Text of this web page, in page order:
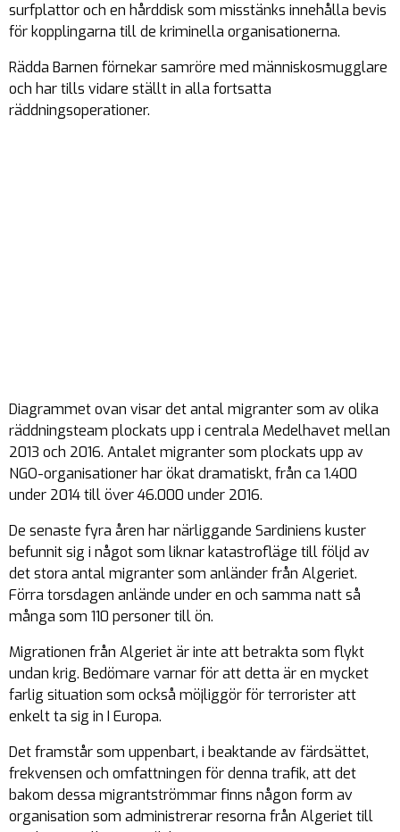
surfplattor och en hårddisk som misstänks innehålla bevis
för kopplingarna till de kriminella organisationerna.
Rädda Barnen förnekar samröre med människosmugglare
och har tills vidare ställt in alla fortsatta
räddningsoperationer.
Diagrammet ovan visar det antal migranter som av olika
räddningsteam plockats upp i centrala Medelhavet mellan
2013 och 2016. Antalet migranter som plockats upp av
NGO-organisationer har ökat dramatiskt, från ca 1.400
under 2014 till över 46.000 under 2016.
De senaste fyra åren har närliggande Sardiniens kuster
befunnit sig i något som liknar katastrofläge till följd av
det stora antal migranter som anländer från Algeriet.
Förra torsdagen anlände under en och samma natt så
många som 110 personer till ön.
Migrationen från Algeriet är inte att betrakta som flykt
undan krig. Bedömare varnar för att detta är en mycket
farlig situation som också möjliggör för terrorister att
enkelt ta sig in I Europa.
Det framstår som uppenbart, i beaktande av färdsättet,
frekvensen och omfattningen för denna trafik, att det
bakom dessa migrantströmmar finns någon form av
organisation som administrerar resorna från Algeriet till